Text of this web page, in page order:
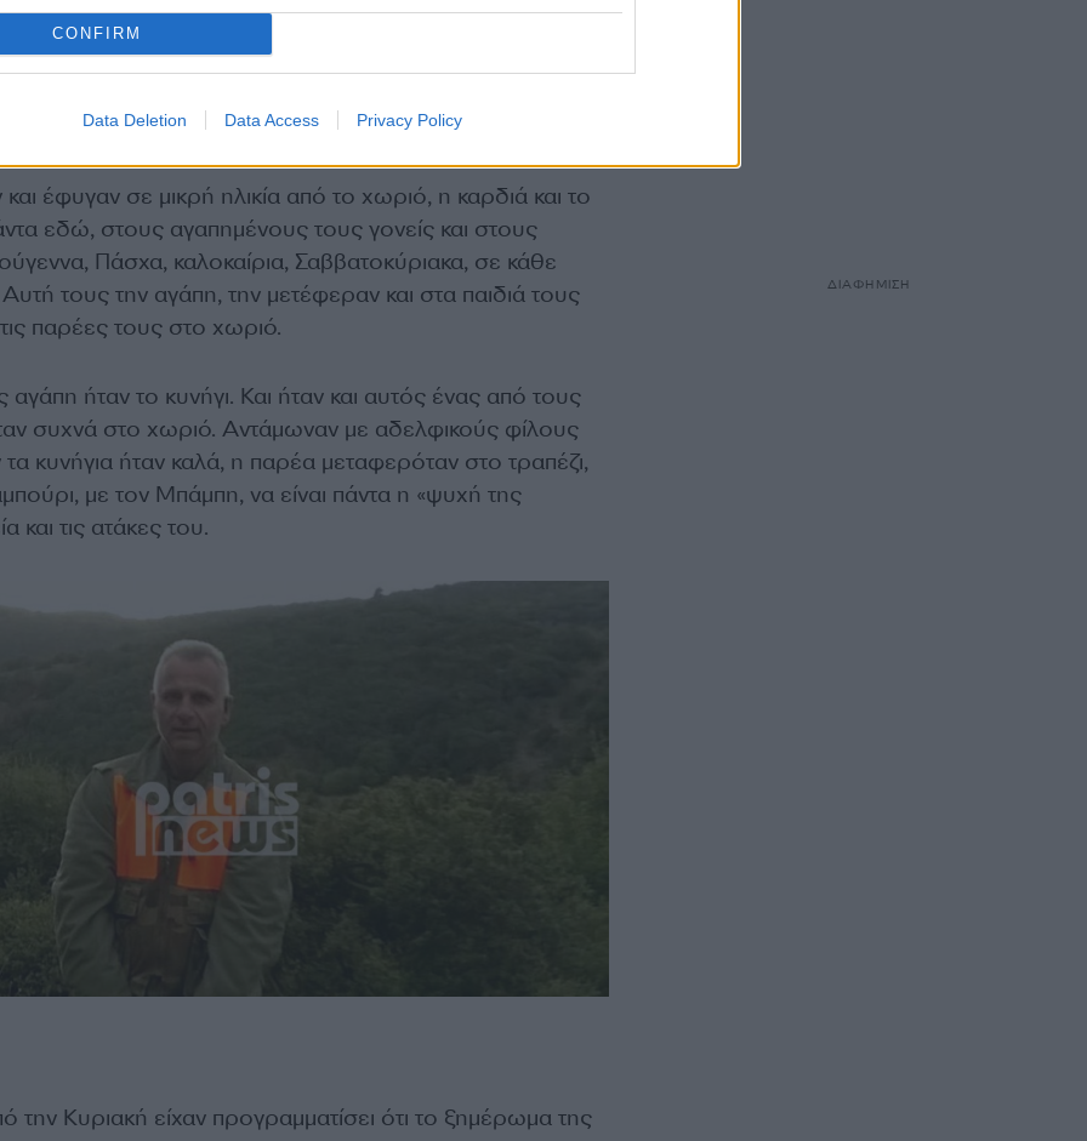
CONFIRM
Data Deletion Data Access Privacy Policy
χθες στις 3:00 το μεσημέρι, για τη βάρδιά του. Αλλά, δεν
και του χωριού
έφυγαν σε μικρή ηλικία από το χωριό, η καρδιά και το
εδώ, στους αγαπημένους τους γονείς και στους
Πάσχα, καλοκαίρια, Σαββατοκύριακα, σε κάθε
τους την αγάπη, την μετέφεραν και στα παιδιά τους
παρέες τους στο χωριό.
ήταν το κυνήγι. Και ήταν και αυτός ένας από τους
συχνά στο χωριό. Αντάμωναν με αδελφικούς φίλους
κυνήγια ήταν καλά, η παρέα μεταφερόταν στο τραπέζι,
με τον Μπάμπη, να είναι πάντα η «ψυχή της
και τις ατάκες του.
την Κυριακή είχαν προγραμματίσει ότι το ξημέρωμα της
ΔΙΑΦΗΜΙΣΗ